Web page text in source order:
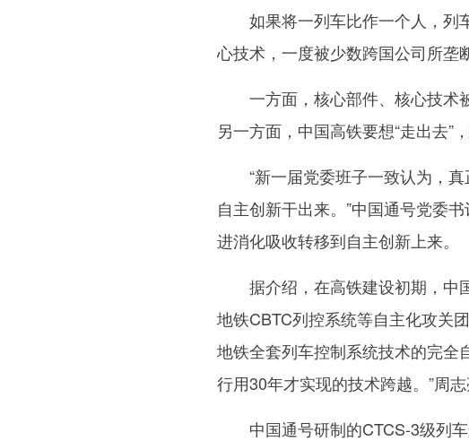
如果将一列车比作一个人，列车
心技术，一度被少数跨国公司所垄断
一方面，核心部件、核心技术
另一方面，中国高铁要想“走出去”
“新一届党委班子一致认为，真
自主创新干出来。”中国通号党委
进消化吸收转移到自主创新上来。
据介绍，在高铁建设初期，中国
地铁CBTC列控系统等自主化攻关
地铁全套列车控制系统技术的完全
行用30年才实现的技术跨越。”周志
中国通号研制的CTCS-3级列车